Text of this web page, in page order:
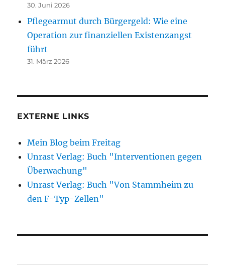
30. Juni 2026
Pflegearmut durch Bürgergeld: Wie eine
Operation zur finanziellen Existenzangst
führt
31. März 2026
EXTERNE LINKS
Mein Blog beim Freitag
Unrast Verlag: Buch "Interventionen gegen
Überwachung"
Unrast Verlag: Buch "Von Stammheim zu
den F-Typ-Zellen"